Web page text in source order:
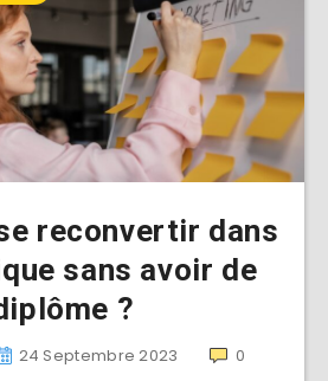
reconvertir dans
sans avoir de
?
24 Septembre 2023 0